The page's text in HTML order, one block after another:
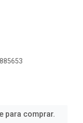
para comprar.